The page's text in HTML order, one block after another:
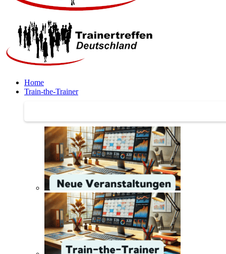
Home
Train-the-Trainer